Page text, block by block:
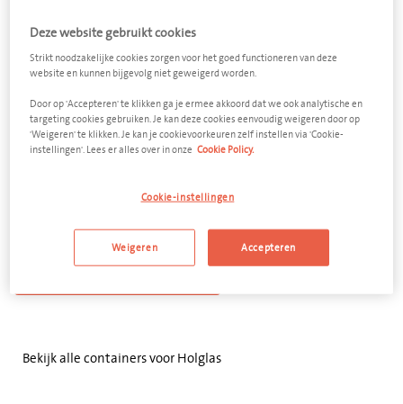
Holglas
Open afzetcontainer 30 m³
Bekijk alle containers voor Holglas
Deze website gebruikt cookies
Strikt noodzakelijke cookies zorgen voor het goed functioneren van deze
website en kunnen bijgevolg niet geweigerd worden.
Door op 'Accepteren' te klikken ga je ermee akkoord dat we ook analytische en
targeting cookies gebruiken. Je kan deze cookies eenvoudig weigeren door op
'Weigeren' te klikken. Je kan je cookievoorkeuren zelf instellen via 'Cookie-
instellingen'. Lees er alles over in onze Cookie Policy.
Cookie-instellingen
Weigeren Accepteren